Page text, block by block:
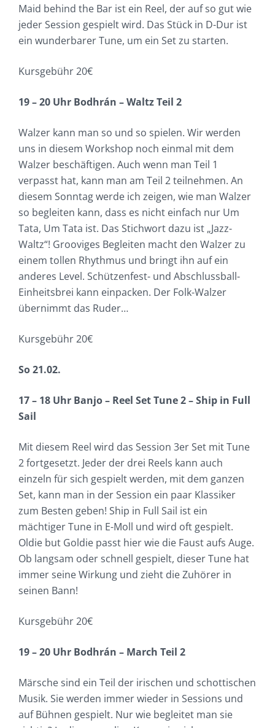
Maid behind the Bar ist ein Reel, der auf so gut wie
jeder Session gespielt wird. Das Stück in D-Dur ist
ein wunderbarer Tune, um ein Set zu starten.
Kursgebühr 20€
19 – 20 Uhr Bodhrán – Waltz Teil 2
Walzer kann man so und so spielen. Wir werden
uns in diesem Workshop noch einmal mit dem
Walzer beschäftigen. Auch wenn man Teil 1
verpasst hat, kann man am Teil 2 teilnehmen. An
diesem Sonntag werde ich zeigen, wie man Walzer
so begleiten kann, dass es nicht einfach nur Um
Tata, Um Tata ist. Das Stichwort dazu ist „Jazz-
Waltz“! Grooviges Begleiten macht den Walzer zu
einem tollen Rhythmus und bringt ihn auf ein
anderes Level. Schützenfest- und Abschlussball-
Einheitsbrei kann einpacken. Der Folk-Walzer
übernimmt das Ruder…
Kursgebühr 20€
So 21.02.
17 – 18 Uhr Banjo – Reel Set Tune 2 – Ship in Full
Sail
Mit diesem Reel wird das Session 3er Set mit Tune
2 fortgesetzt. Jeder der drei Reels kann auch
einzeln für sich gespielt werden, mit dem ganzen
Set, kann man in der Session ein paar Klassiker
zum Besten geben! Ship in Full Sail ist ein
mächtiger Tune in E-Moll und wird oft gespielt.
Oldie but Goldie passt hier wie die Faust aufs Auge.
Ob langsam oder schnell gespielt, dieser Tune hat
immer seine Wirkung und zieht die Zuhörer in
seinen Bann!
Kursgebühr 20€
19 – 20 Uhr Bodhrán – March Teil 2
Märsche sind ein Teil der irischen und schottischen
Musik. Sie werden immer wieder in Sessions und
auf Bühnen gespielt. Nur wie begleitet man sie